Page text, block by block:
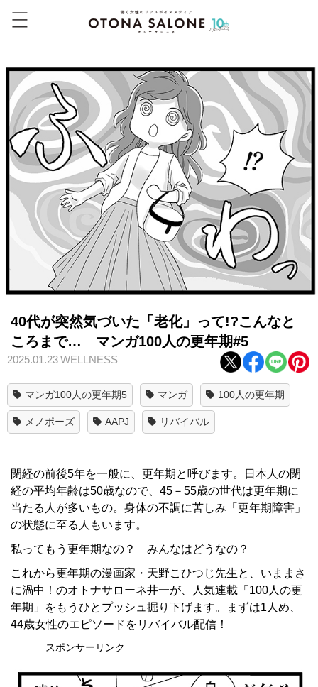
40代が突然気づいた「老化」って!?こんなと
ころまで… マンガ100人の更年期#5
2025.01.23WELLNESS
マンガ100人の更年期5 マンガ 100人の更年期
メノポーズ AAPJ リバイバル
閉経の前後5年を一般に、更年期と呼びます。日本人の閉
経の平均年齢は50歳なので、45－55歳の世代は更年期に
当たる人が多いもの。身体の不調に苦しみ「更年期障害」
の状態に至る人もいます。
私ってもう更年期なの？ みんなはどうなの？
これから更年期の漫画家・天野こひつじ先生と、いままさ
に渦中！のオトナサローネ井一が、人気連載「100人の更
年期」をもうひとプッシュ掘り下げます。まずは1人め、
44歳女性のエピソードをリバイバル配信！
スポンサーリンク